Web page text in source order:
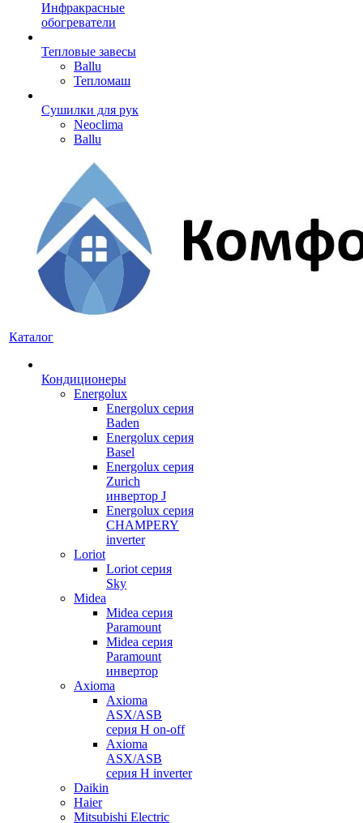
Инфракрасные
обогреватели
Тепловые завесы
Ballu
Тепломаш
Сушилки для рук
Neoclima
Ballu
Каталог
Кондиционеры
Energolux
Energolux серия
Baden
Energolux серия
Basel
Energolux серия
Zurich
инвертор J
Energolux серия
CHAMPERY
inverter
Loriot
Loriot серия
Sky
Midea
Midea серия
Paramount
Midea серия
Paramount
инвертор
Axioma
Axioma
ASX/ASB
серия Н on-off
Axioma
ASX/ASB
серия Н inverter
Daikin
Haier
Mitsubishi Electric